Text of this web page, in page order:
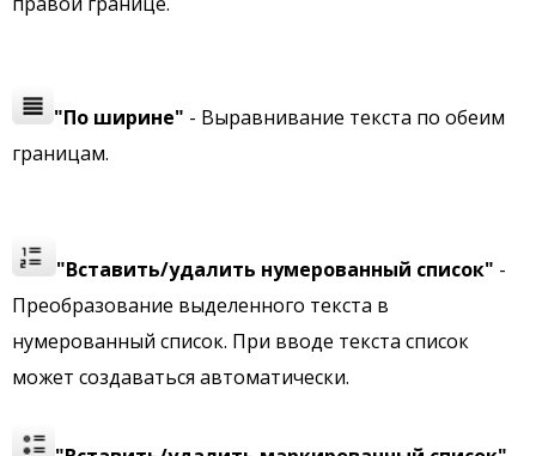
"По ширине" - Выравнивание текста по обеим
границам.
"Вставить/удалить нумерованный список" -
Преобразование выделенного текста в
нумерованный список. При вводе текста список
может создаваться автоматически.